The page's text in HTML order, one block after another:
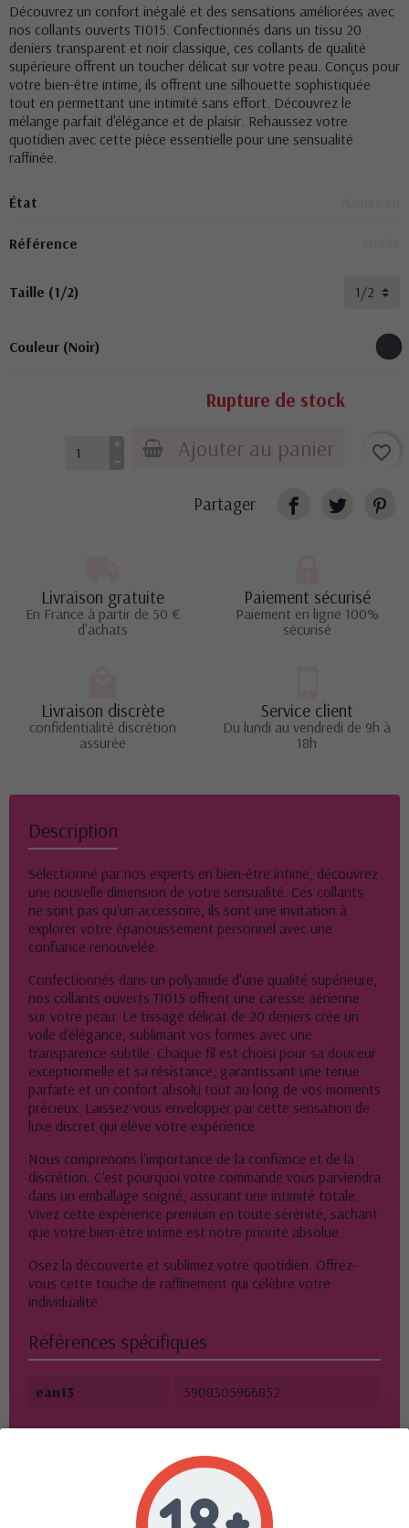
Découvrez un confort inégalé et des sensations améliorées avec
nos collants ouverts TI015. Confectionnés dans un tissu 20
deniers transparent et noir classique, ces collants de qualité
supérieure offrent un toucher délicat sur votre peau. Conçus pour
votre bien-être intime, ils offrent une silhouette sophistiquée
tout en permettant une intimité sans effort. Découvrez le
mélange parfait d'élégance et de plaisir. Rehaussez votre
quotidien avec cette pièce essentielle pour une sensualité
raffinée.
État
Référence
Taille (1/2)
Couleur (Noir)
Rupture de stock
Ajouter au panier favorite_border
Partager
Livraison gratuite
En France à partir de 50 €
d'achats
Paiement sécurisé
Paiement en ligne 100%
sécurisé
Livraison discrète
confidentialité discrétion
assurée
Service client
Du lundi au vendredi de 9h à
18h
Description
Sélectionné par nos experts en bien-être intime, découvrez
une nouvelle dimension de votre sensualité. Ces collants
ne sont pas qu'un accessoire, ils sont une invitation à
explorer votre épanouissement personnel avec une
confiance renouvelée.
Confectionnés dans un polyamide d'une qualité supérieure,
nos collants ouverts TI015 offrent une caresse aérienne
sur votre peau. Le tissage délicat de 20 deniers crée un
voile d'élégance, sublimant vos formes avec une
transparence subtile. Chaque fil est choisi pour sa douceur
exceptionnelle et sa résistance, garantissant une tenue
parfaite et un confort absolu tout au long de vos moments
précieux. Laissez-vous envelopper par cette sensation de
luxe discret qui élève votre expérience.
Nous comprenons l'importance de la confiance et de la
discrétion. C'est pourquoi votre commande vous parviendra
dans un emballage soigné, assurant une intimité totale.
Vivez cette expérience premium en toute sérénité, sachant
que votre bien-être intime est notre priorité absolue.
Osez la découverte et sublimez votre quotidien. Offrez-
vous cette touche de raffinement qui célèbre votre
individualité.
Références spécifiques
ean13 5908305966852
10 autres produits dans la même